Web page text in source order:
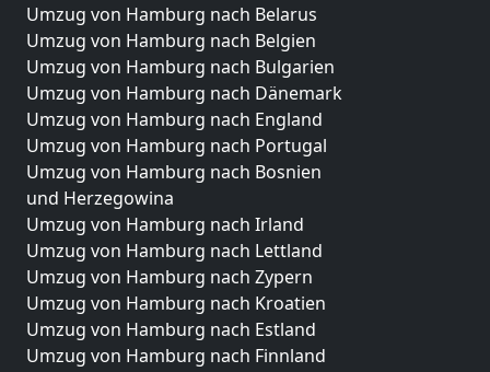
Umzug von Hamburg nach Belarus
Umzug von Hamburg nach Belgien
Umzug von Hamburg nach Bulgarien
Umzug von Hamburg nach Dänemark
Umzug von Hamburg nach England
Umzug von Hamburg nach Portugal
Umzug von Hamburg nach Bosnien
und Herzegowina
Umzug von Hamburg nach Irland
Umzug von Hamburg nach Lettland
Umzug von Hamburg nach Zypern
Umzug von Hamburg nach Kroatien
Umzug von Hamburg nach Estland
Umzug von Hamburg nach Finnland